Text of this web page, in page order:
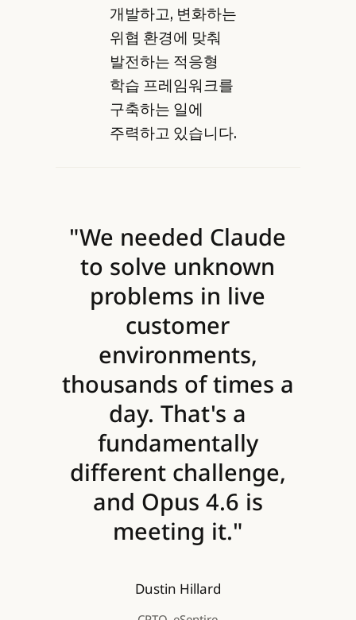
개발하고, 변화하는
위협 환경에 맞춰
발전하는 적응형
학습 프레임워크를
구축하는 일에
주력하고 있습니다.
"We needed Claude
to solve unknown
problems in live
customer
environments,
thousands of times a
day. That's a
fundamentally
different challenge,
and Opus 4.6 is
meeting it."
Dustin Hillard